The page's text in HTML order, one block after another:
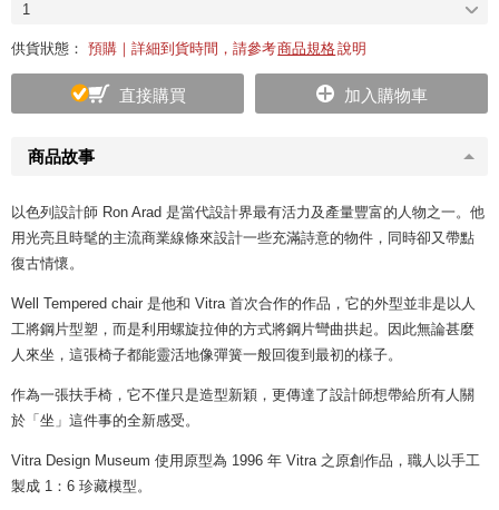
商品故事
以色列設計師 Ron Arad 是當代設計界最有活力及產量豐富的人物之一。他
用光亮且時髦的主流商業線條來設計一些充滿詩意的物件，同時卻又帶點
復古情懷。
Well Tempered chair 是他和 Vitra 首次合作的作品，它的外型並非是以人
工將鋼片型塑，而是利用螺旋拉伸的方式將鋼片彎曲拱起。因此無論甚麼
人來坐，這張椅子都能靈活地像彈簧一般回復到最初的樣子。
作為一張扶手椅，它不僅只是造型新穎，更傳達了設計師想帶給所有人關
於「坐」這件事的全新感受。
Vitra Design Museum 使用原型為 1996 年 Vitra 之原創作品，職人以手工
製成 1：6 珍藏模型。
1
供貨狀態： 預購｜詳細到貨時間，請參考商品規格說明
直接購買 加入購物車